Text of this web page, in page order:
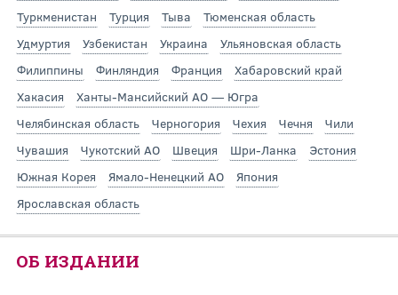
Туркменистан
Турция Тыва
Тюменская область
Удмуртия
Узбекистан Украина
Ульяновская область
Филиппины
Финляндия Франция
Хабаровский край
Хакасия
Ханты-Мансийский АО — Югра
Челябинская область
Черногория Чехия Чечня
Чили
Чувашия
Чукотский АО Швеция Шри-Ланка
Эстония
Южная Корея
Ямало-Ненецкий АО
Япония
Ярославская область
ОБ ИЗДАНИИ